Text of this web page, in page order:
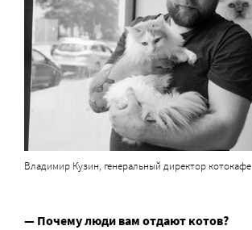
Владимир Кузин, генеральный директор котокафе
— Почему люди вам отдают котов?